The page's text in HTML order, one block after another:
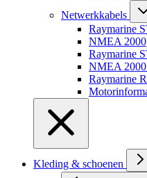
Netwerkkabels
Raymarine
NMEA 2000
Raymarine
NMEA
Raymarine
Kleding & schoenen